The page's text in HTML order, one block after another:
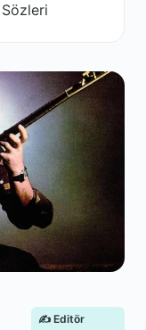
✍️ Editör